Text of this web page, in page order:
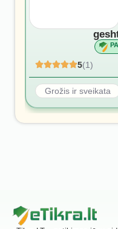
5(1)
Grožis ir sveikata